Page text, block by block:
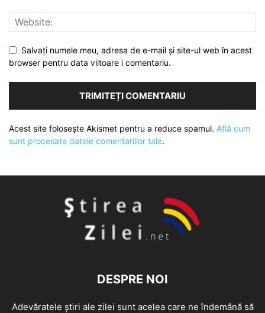
Salvați numele meu, adresa de e-mail și site-ul web în acest
browser pentru data viitoare i comentariu.
Acest site folosește Akismet pentru a reduce spamul. Află cum
sunt procesate datele comentariilor tale.
DESPRE NOI
Adevăratele știri ale zilei sunt acelea care ne îndemână să